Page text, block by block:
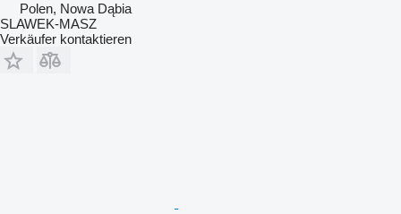
Polen, Nowa Dąbia
SLAWEK-MASZ
Verkäufer kontaktieren